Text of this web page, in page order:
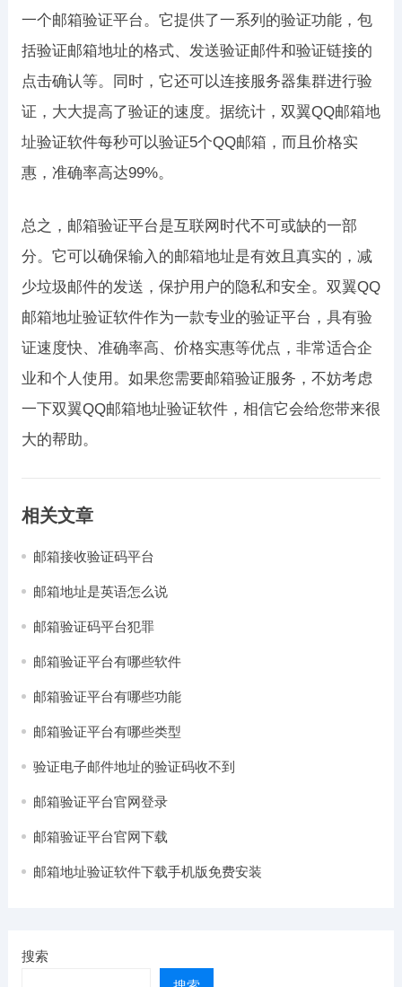
一个邮箱验证平台。它提供了一系列的验证功能，包
括验证邮箱地址的格式、发送验证邮件和验证链接的
点击确认等。同时，它还可以连接服务器集群进行验
证，大大提高了验证的速度。据统计，双翼QQ邮箱地
址验证软件每秒可以验证5个QQ邮箱，而且价格实
惠，准确率高达99%。
总之，邮箱验证平台是互联网时代不可或缺的一部
分。它可以确保输入的邮箱地址是有效且真实的，减
少垃圾邮件的发送，保护用户的隐私和安全。双翼QQ
邮箱地址验证软件作为一款专业的验证平台，具有验
证速度快、准确率高、价格实惠等优点，非常适合企
业和个人使用。如果您需要邮箱验证服务，不妨考虑
一下双翼QQ邮箱地址验证软件，相信它会给您带来很
大的帮助。
相关文章
邮箱接收验证码平台
邮箱地址是英语怎么说
邮箱验证码平台犯罪
邮箱验证平台有哪些软件
邮箱验证平台有哪些功能
邮箱验证平台有哪些类型
验证电子邮件地址的验证码收不到
邮箱验证平台官网登录
邮箱验证平台官网下载
邮箱地址验证软件下载手机版免费安装
搜索